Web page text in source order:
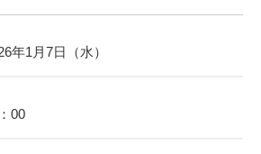
年1月7日（水）
00